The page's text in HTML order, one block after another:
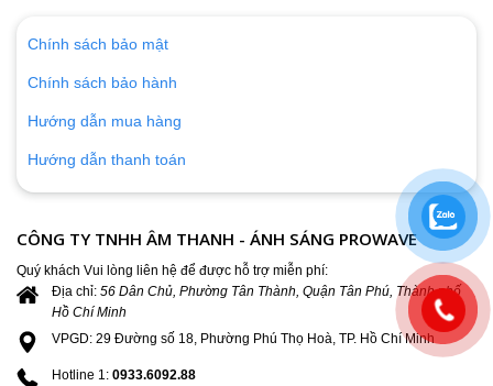
Chính sách bảo mật
Chính sách bảo hành
Hướng dẫn mua hàng
Hướng dẫn thanh toán
CÔNG TY TNHH ÂM THANH - ÁNH SÁNG PROWAVE
Quý khách Vui lòng liên hệ để được hỗ trợ miễn phí:
Địa chỉ: 56 Dân Chủ, Phường Tân Thành, Quận Tân Phú, Thành phố
Hồ Chí Minh
VPGD: 29 Đường số 18, Phường Phú Thọ Hoà, TP. Hồ Chí Minh
Hotline 1: 0933.6092.88